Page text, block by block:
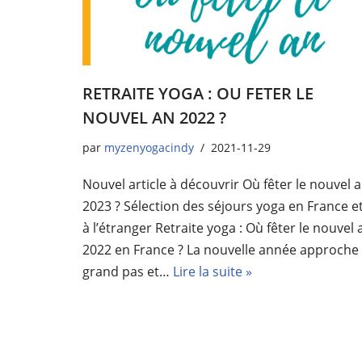
RETRAITE YOGA : OU FETER LE
NOUVEL AN 2022 ?
par myzenyogacindy 2021-11-29
Nouvel article à découvrir Où fêter le nouvel
2023 ? Sélection des séjours yoga en France
à l’étranger Retraite yoga : Où fêter le nouvel
2022 en France ? La nouvelle année approche
grand pas et… Lire la suite »